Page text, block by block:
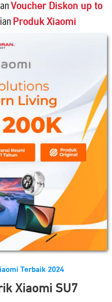
Voucher Diskon up to
Produk Xiaomi
Terbaik 2024
Xiaomi SU7